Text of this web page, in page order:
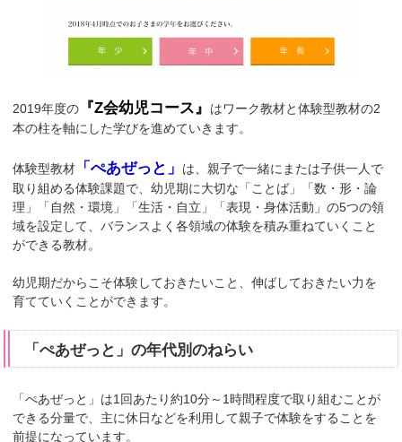
2019年度の 『Z会幼児コース』
はワーク教材と体験型教材の2
本の柱を軸にした学びを進めていきます。
体験型教材 「ぺあぜっと」
は、親子で一緒にまたは子供一人で
取り組める体験課題で、幼児期に大切な「ことば」「数・形・論
理」「自然・環境」「生活・自立」「表現・身体活動」の5つの領
域を設定して、バランスよく各領域の体験を積み重ねていくこと
ができる教材。
幼児期だからこそ体験しておきたいこと、伸ばしておきたい力を
育てていくことができます。
「ぺあぜっと」の年代別のねらい
「ぺあぜっと」は1回あたり約10分～1時間程度で取り組むことが
できる分量で、主に休日などを利用して親子で体験をすることを
前提になっています。